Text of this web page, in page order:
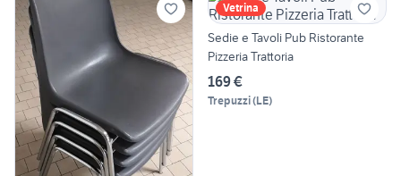
Vetrina
Sedie e Tavoli Pub Ristorante
Pizzeria Trattoria
169 €
Trepuzzi(LE)